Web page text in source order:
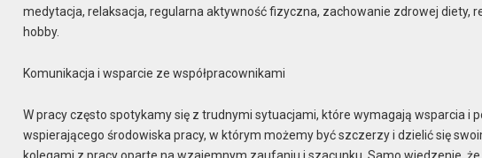
medytacja, relaksacja, regularna aktywność fizyczna, zachowanie zdrowej diety,
hobby.
Komunikacja i wsparcie ze współpracownikami
W pracy często spotykamy się z trudnymi sytuacjami, które wymagają wsparcia i
wspierającego środowiska pracy, w którym możemy być szczerzy i dzielić się